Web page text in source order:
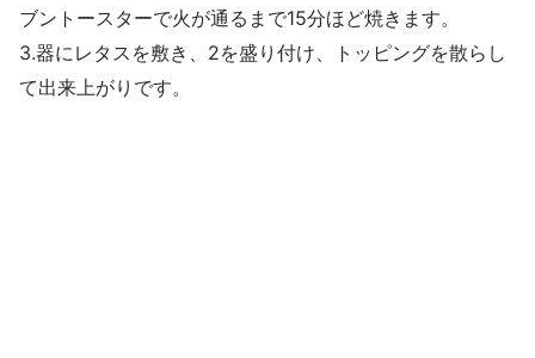
ブントースターで火が通るまで15分ほど焼きます。
3.器にレタスを敷き、2を盛り付け、トッピングを散らし
て出来上がりです。